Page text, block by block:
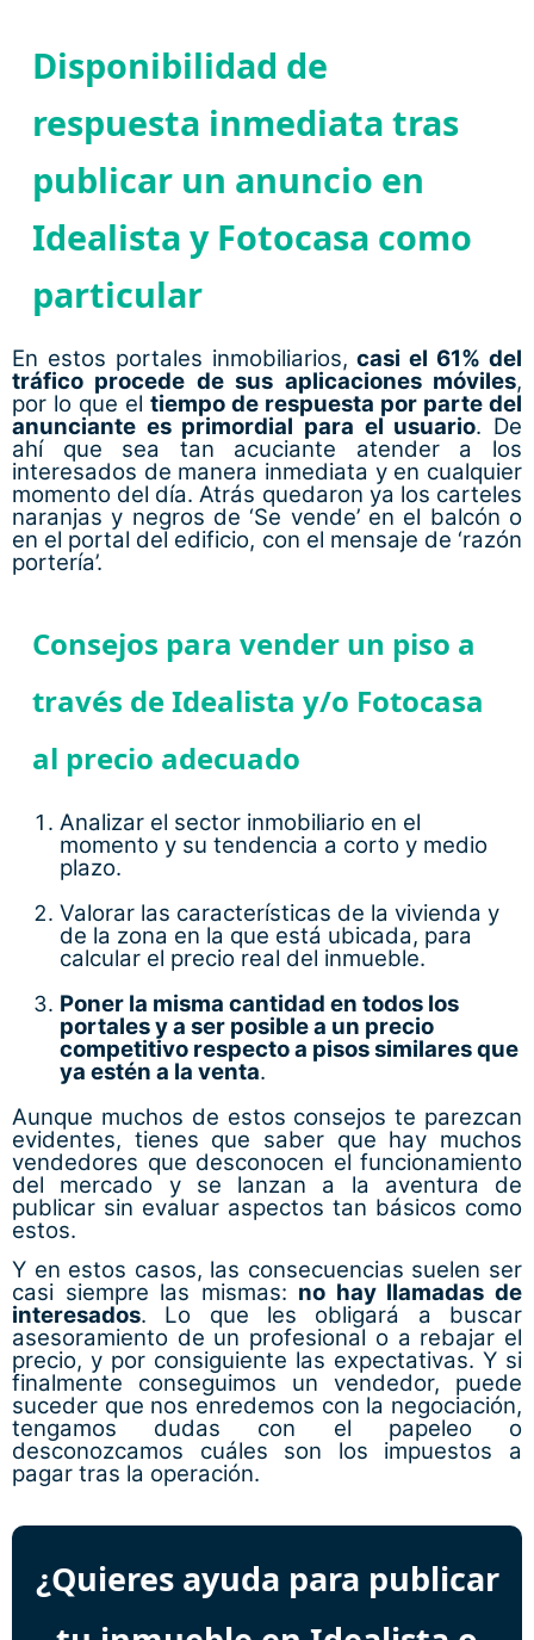
Disponibilidad de
respuesta inmediata tras
publicar un anuncio en
Idealista y Fotocasa como
particular
En estos portales inmobiliarios,casi el 61% del
tráfico procede de sus aplicaciones móviles,
por lo que el tiempo de respuesta por parte del
anunciante es primordial para el usuario. De
ahí que sea tan acuciante atender a los
interesados de manera inmediata y en cualquier
momento del día. Atrás quedaron ya los carteles
naranjas y negros de ‘Se vende’ en el balcón o
en el portal del edificio, con el mensaje de ‘razón
portería’.
Consejos para vender un piso a
través de Idealista y/o Fotocasa
al precio adecuado
Analizar el sector inmobiliario en el
momento y su tendencia a corto y medio
plazo.
Valorar las características de la vivienda y
de la zona en la que está ubicada, para
calcular el precio real del inmueble.
Poner la misma cantidad en todos los
portales y a ser posible a un precio
competitivo respecto a pisos similares que
ya estén a la venta.
Aunque muchos de estos consejos te parezcan
evidentes, tienes que saber que hay muchos
vendedores que desconocen el funcionamiento
del mercado y se lanzan a la aventura de
publicar sin evaluar aspectos tan básicos como
estos.
Y en estos casos, las consecuencias suelen ser
casi siempre las mismas: no hay llamadas de
interesados. Lo que les obligará a buscar
asesoramiento de un profesional o a rebajar el
precio, y por consiguiente las expectativas. Y si
finalmente conseguimos un vendedor, puede
suceder que nos enredemos con la negociación,
tengamos dudas con el papeleo o
desconozcamos cuáles son los impuestos a
pagar tras la operación.
¿Quieres ayuda para publicar